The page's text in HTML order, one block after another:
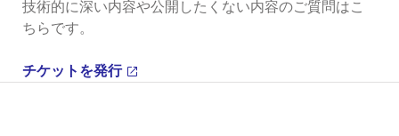
技術的に深い内容や公開したくない内容のご質問はこ
ちらです。
チケットを発行